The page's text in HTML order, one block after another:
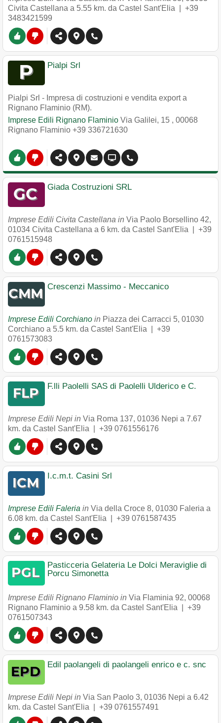
Civita Castellana a 5.55 km. da Castel Sant'Elia | +39
3483421599
Pialpi Srl
Pialpi Srl - Impresa di costruzioni e vendita export a
Rignano Flaminio (RM).
Imprese Edili Rignano Flaminio Via Galilei, 15 , 00068
Rignano Flaminio +39 336721630
Giada Costruzioni SRL
Imprese Edili Civita Castellana in Via Paolo Borsellino 42,
01034 Civita Castellana a 6 km. da Castel Sant'Elia | +39
0761515948
Crescenzi Massimo - Meccanico
Imprese Edili Corchiano in Piazza dei Carracci 5, 01030
Corchiano a 5.5 km. da Castel Sant'Elia | +39
0761573083
F.lli Paolelli SAS di Paolelli Ulderico e C.
Imprese Edili Nepi in Via Roma 137, 01036 Nepi a 7.67
km. da Castel Sant'Elia | +39 0761556176
I.c.m.t. Casini Srl
Imprese Edili Faleria in Via della Croce 8, 01030 Faleria a
6.08 km. da Castel Sant'Elia | +39 0761587435
Pasticceria Gelateria Le Dolci Meraviglie di
Porcu Simonetta
Imprese Edili Rignano Flaminio in Via Flaminia 92, 00068
Rignano Flaminio a 9.58 km. da Castel Sant'Elia | +39
0761507343
Edil paolangeli di paolangeli enrico e c. snc
Imprese Edili Nepi in Via San Paolo 3, 01036 Nepi a 6.42
km. da Castel Sant'Elia | +39 0761557491